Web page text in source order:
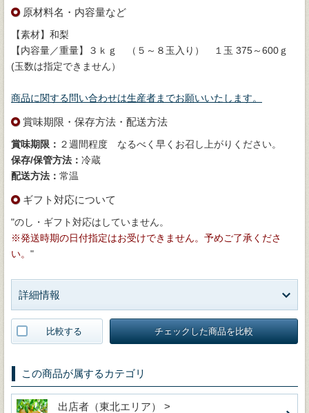
原材料名・内容量など
【素材】和梨
【内容量／重量】３ｋｇ （５～８玉入り） １玉 375～600ｇ
(玉数は指定できません）
商品に関する問い合わせは生産者までお願いいたします。
賞味期限・保存方法・配送方法
賞味期限： ２週間程度 なるべく早くお召し上がりください。
保存/保管方法： 冷蔵
配送方法： 常温
ギフト対応について
"のし・ギフト対応はしていません。
※発送時期の日付指定はお受けできません。予めご了承くださ
い。 "
詳細情報
比較する チェックした商品を比較
この商品が属するカテゴリ
出店者（東北エリア） >